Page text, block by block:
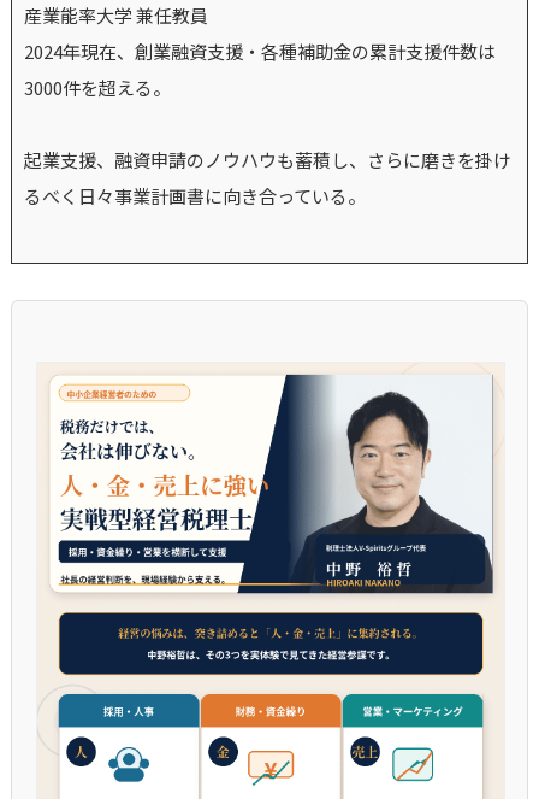
産業能率大学 兼任教員
2024年現在、創業融資支援・各種補助金の累計支援件数は
3000件を超える。
起業支援、融資申請のノウハウも蓄積し、さらに磨きを掛け
るべく日々事業計画書に向き合っている。